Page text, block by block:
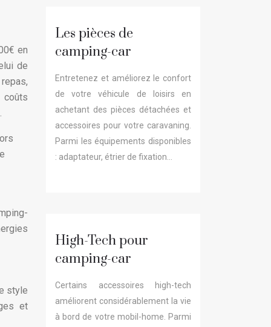
en
de
style
et
Les pièces de
camping-car
Entretenez et améliorez le confort
de votre véhicule de loisirs en
achetant des pièces détachées et
accessoires pour votre caravaning.
Parmi les équipements disponibles
: adaptateur, étrier de fixation…
High-Tech pour
camping-car
Certains accessoires high-tech
améliorent considérablement la vie
à bord de votre mobil-home. Parmi